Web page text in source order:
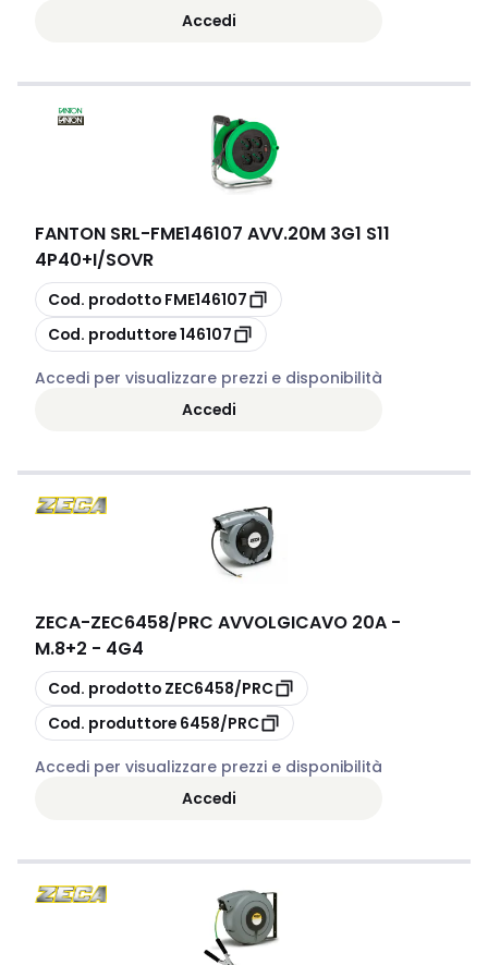
Accedi
FANTON SRL-FME146107 AVV.20M 3G1 S11
4P40+I/SOVR
copia
Cod. prodotto FME146107
copia
Cod. produttore146107
Accedi per visualizzare prezzi e disponibilità
Accedi
ZECA-ZEC6458/PRC AVVOLGICAVO 20A -
M.8+2 - 4G4
copia
Cod. prodotto ZEC6458/PRC
copia
Cod. produttore 6458/PRC
Accedi per visualizzare prezzi e disponibilità
Accedi